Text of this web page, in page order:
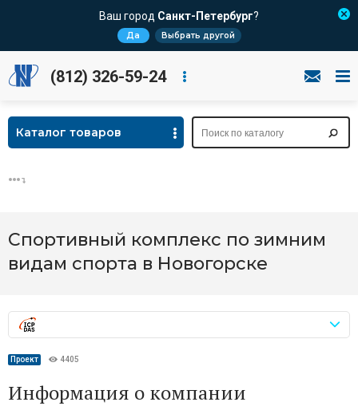
Ваш город Санкт-Петербург?
Да Выбрать другой
(812) 326-59-24
Каталог товаров
Спортивный комплекс по зимним
видам спорта в Новогорске
Проект 4405
Информация о компании